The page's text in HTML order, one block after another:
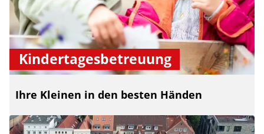
Kindertagesbetreuung
Ihre Kleinen in den besten Händen